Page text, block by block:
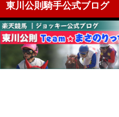
東川公則騎手公式ブロ